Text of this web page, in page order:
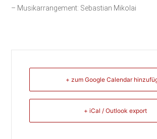
– Musikarrangement: Sebastian Mikolai
+ zum Google Calendar
+ iCal / Outlook export